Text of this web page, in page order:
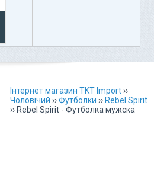
Інтернет магазин TKT Import››
Чоловічий ››Футболки ›› Rebel Spirit
›› Rebel Spirit - Футболка мужска